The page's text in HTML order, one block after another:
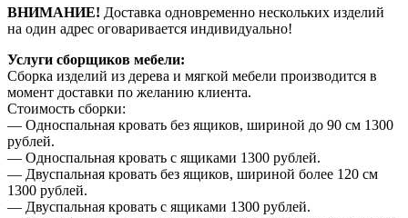
ВНИМАНИЕ! Доставка одновременно нескольких изделий
на один адрес оговаривается индивидуально!
Услуги сборщиков мебели:
Сборка изделий из дерева и мягкой мебели производится в
момент доставки по желанию клиента.
Стоимость сборки:
— Односпальная кровать без ящиков, шириной до 90 см 1300
рублей.
— Односпальная кровать с ящиками 1300 рублей.
— Двуспальная кровать без ящиков, шириной более 120 см
1300 рублей.
— Двуспальная кровать с ящиками 1300 рублей.